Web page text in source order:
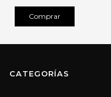
Comprar
CATEGORÍAS